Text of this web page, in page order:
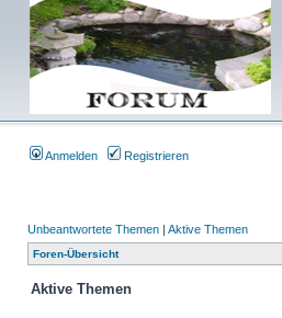
Anmelden Registrieren
Unbeantwortete Themen | Aktive Themen
Foren-Übersicht
Aktive Themen